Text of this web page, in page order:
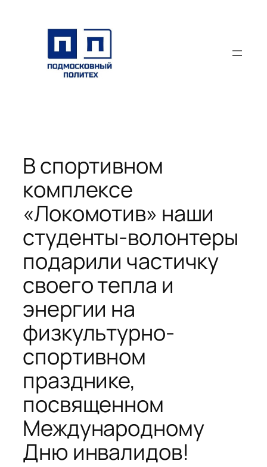
содержимому
В спортивном
комплексе
«Локомотив» наши
студенты-волонтеры
подарили частичку
своего тепла и
энергии на
физкультурно-
спортивном
празднике,
посвященном
Международному
Дню инвалидов!